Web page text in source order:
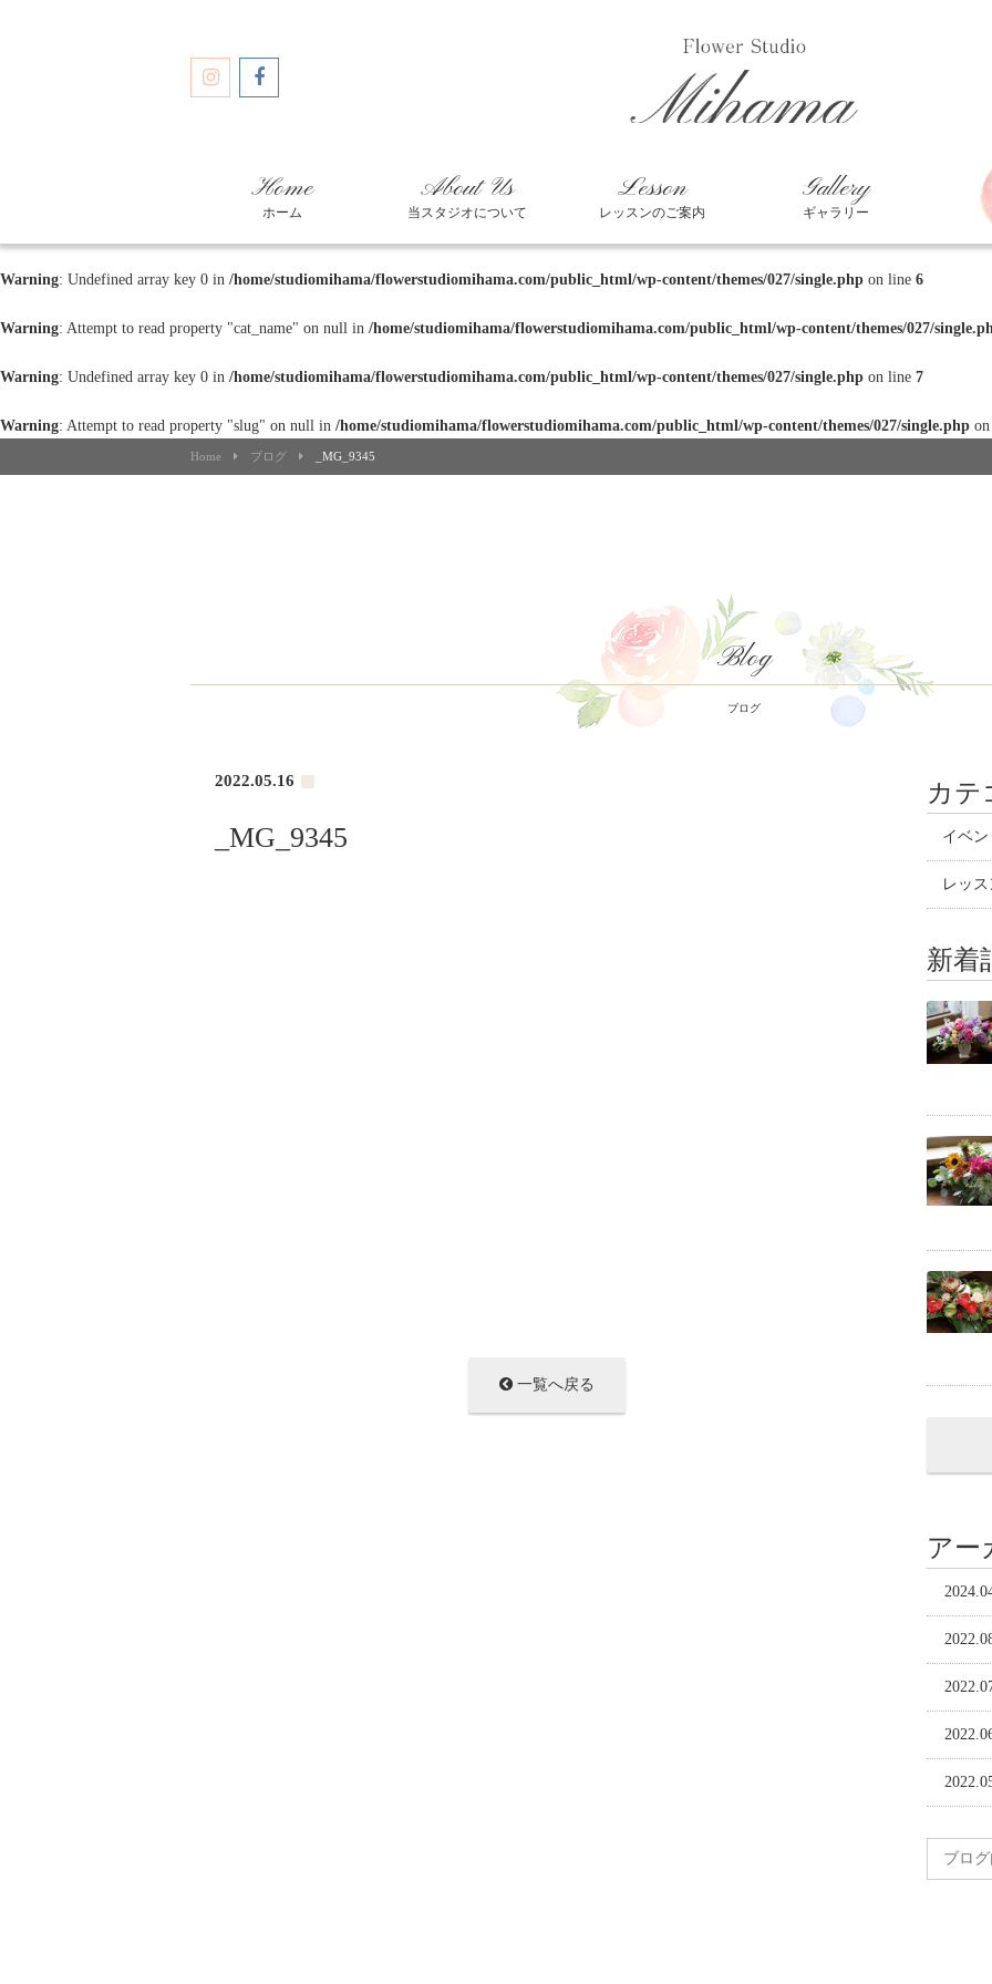
Home
ホーム
About Us
当スタジオについて
Lesson
レッスンのご案内
Gallery
ギャラリー
Warning: Undefined array key 0 in /home/studiomihama/flowerstudiomihama.com/public_html/wp-content/themes/027/single.php on line 6
Warning: Attempt to read property "cat_name" on null in /home/studiomihama/flowerstudiomihama.com/public_html/wp-content/themes/027/
Warning: Undefined array key 0 in /home/studiomihama/flowerstudiomihama.com/public_html/wp-content/themes/027/single.php on line 7
Warning: Attempt to read property "slug" on null in /home/studiomihama/flowerstudiomihama.com/public_html/wp-content/themes/027/single.php
Home ブログ _MG_9345
Blog
ブログ
2022.05.16
_MG_9345
一覧へ戻る
カテ
イベ
レッ
新着
アー